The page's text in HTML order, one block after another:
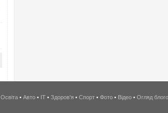
Освіта • Авто • IT • Здоров'я • Спорт • Фото • Відео • Огляд